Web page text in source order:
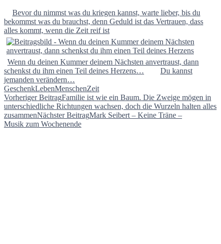
Bevor du nimmst was du kriegen kannst, warte lieber, bis du
bekommst was du brauchst, denn Geduld ist das Vertrauen, dass
alles kommt, wenn die Zeit reif ist
Wenn du deinen Kummer deinem Nächsten anvertraust, dann
schenkst du ihm einen Teil deines Herzens…
Du kannst
jemanden verändern…
GeschenkLebenMenschenZeit
Beitragsnavigation
Vorheriger BeitragFamilie ist wie ein Baum. Die Zweige mögen in
unterschiedliche Richtungen wachsen, doch die Wurzeln halten alles
zusammenNächster BeitragMark Seibert – Keine Träne –
Musik zum Wochenende